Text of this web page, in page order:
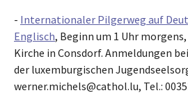
- Internationaler Pilgerweg auf
Englisch, Beginn um 1 Uhr
Kirche in Consdorf. Anmeldungen
der luxemburgischen
werner.michels@cathol.lu, Tel.: